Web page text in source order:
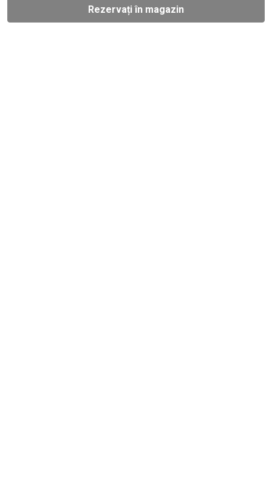
Rezervați în magazin